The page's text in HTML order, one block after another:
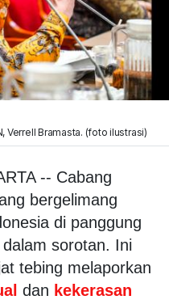
Verrell Bramasta. (foto ilustrasi)
-- Cabang
bergelimang
di panggung
sorotan. Ini
tebing melaporkan
dan kekerasan